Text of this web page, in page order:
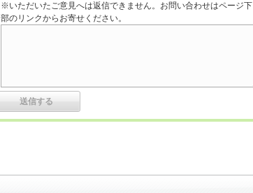
※いただいたご意見へは返信できません。お問い合わせはページ下
部のリンクからお寄せください。